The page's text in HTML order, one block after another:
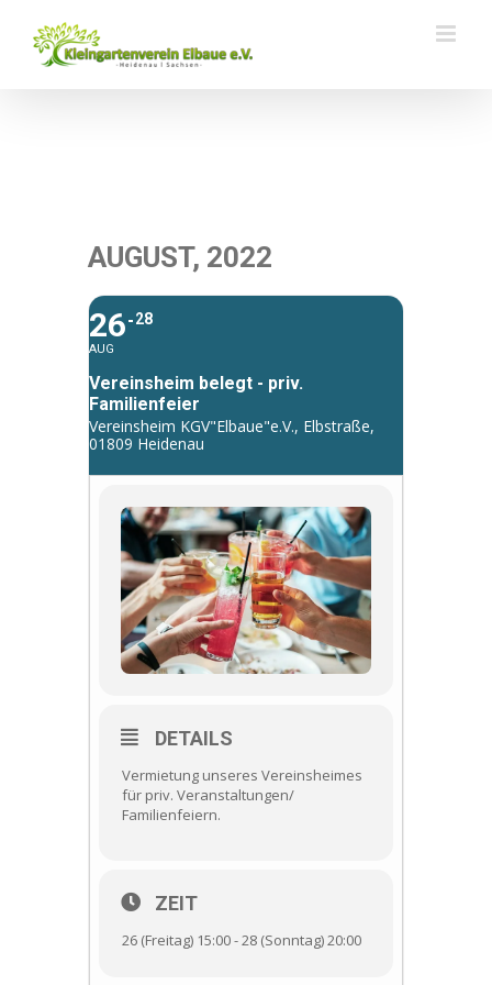
Inhalt
springen
AUGUST, 2022
26
AUG
28
Vereinsheim belegt - priv.
Familienfeier
Vereinsheim KGV"Elbaue"e.V., Elbstraße,
01809 Heidenau
DETAILS
Vermietung unseres Vereinsheimes
für priv. Veranstaltungen/
Familienfeiern.
ZEIT
26 (Freitag) 15:00 - 28 (Sonntag) 20:00